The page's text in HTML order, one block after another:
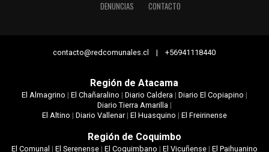
DENUNCIAS
CONTACTO
contacto@redcomunales.cl | +56941118440
Región de Atacama
El Almagrino | El Chañaralino | Diario Caldera| Diario El Copiapino |
Diario Tierra Amarilla|
El Altino | Diario Vallenar| El Huasquino | El Freirinense
Región de Coquimbo
El Comunal | El Serenense| El Coquimbano | El Vicuñense| El Paihuanino